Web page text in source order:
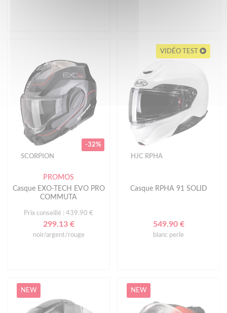
-32%
SCORPION
PROMOS
Casque EXO-TECH EVO PRO
COMMUTA
Prix conseillé : 439.90 €
299.13 €
noir/argent/rouge
VIDÉO TEST
HJC RPHA
Casque RPHA 91 SOLID
549.90 €
blanc perle
NEW NEW